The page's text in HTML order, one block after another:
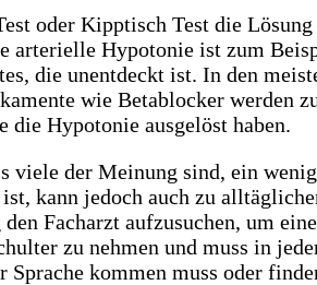
oder Kipptisch Test die
arterielle Hypotonie ist zum
die unentdeckt ist. In den
wie Betablocker werden
die Hypotonie ausgelöst haben.
viele der Meinung sind, ein
kann jedoch auch zu
Facharzt aufzusuchen, um
zu nehmen und muss in
kommen muss oder